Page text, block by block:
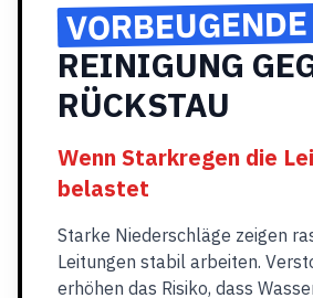
VORBEUGENDE
REINIGUNG
RÜCKSTAU
Wenn Starkregen die
belastet
Starke Niederschläge zeigen
Leitungen stabil arbeiten.
erhöhen das Risiko, dass